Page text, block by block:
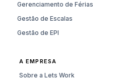
Gerenciamento de Férias
Gestão de Escalas
Gestão de EPI
A EMPRESA
Sobre a Lets Work